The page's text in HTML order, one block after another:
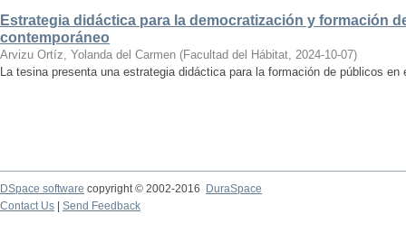
Estrategia didáctica para la democratización y formación
contemporáneo
Arvizu Ortíz, Yolanda del Carmen (Facultad del Hábitat, 2024-10-07)
La tesina presenta una estrategia didáctica para la formación de públicos en
DSpace software copyright © 2002-2016
DuraSpace
Contact Us
Send Feedback